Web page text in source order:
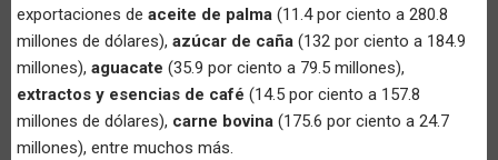
exportaciones de aceite de palma (11.4 por ciento a 280.8
millones de dólares), azúcar de caña (132 por ciento a 184.9
millones), aguacate (35.9 por ciento a 79.5 millones),
extractos y esencias de café (14.5 por ciento a 157.8
millones de dólares), carne bovina (175.6 por ciento a 24.7
millones), entre muchos más.